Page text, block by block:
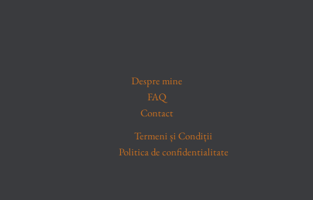
Despre mine
FAQ
Contact
Termeni și Condiții
Politica de confidentialitate